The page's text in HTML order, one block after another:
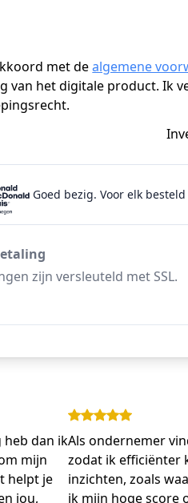
met dealgemene
van het digitale product. Ik
.
Goed bezig. Voor elk
zijn versleuteld met SSL.
dan ik
mijn
helpt je
jou,
Als ondernemer
zodat ik efficiënter
inzichten, zoals
ik mijn hoge score